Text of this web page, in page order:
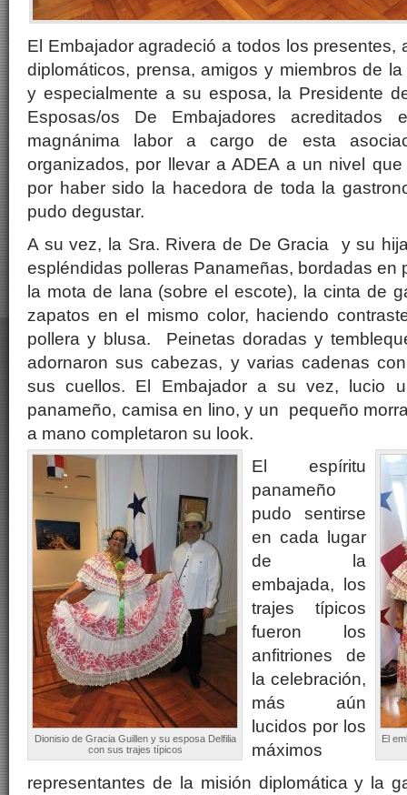
El Embajador agradeció a todos los presentes,
diplomáticos, prensa, amigos y miembros de
y especialmente a su esposa, la Presidente
Esposas/os De Embajadores acreditados
magnánima labor a cargo de esta
organizados, por llevar a ADEA a un nivel
por haber sido la hacedora de toda la
pudo degustar.
A su vez, la Sra. Rivera de De Gracia y su
espléndidas polleras Panameñas, bordadas en
la mota de lana (sobre el escote), la cinta de
zapatos en el mismo color, haciendo
pollera y blusa. Peinetas doradas y
adornaron sus cabezas, y varias cadenas
sus cuellos. El Embajador a su vez, lucio
panameño, camisa en lino, y un pequeño
a mano completaron su look.
Dionisio de Gracia Guillen y su esposa Delfilia
con sus trajes típicos
El
El espíritu
panameño
pudo sentirse
en cada lugar
de la
embajada, los
trajes típicos
fueron los
anfitriones de
la celebración,
más aún
lucidos por los
máximos
representantes de la misión diplomática y la